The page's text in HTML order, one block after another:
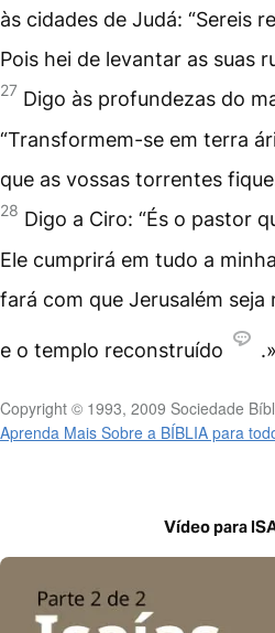
às cidades de Judá: “Sereis
Pois hei de levantar as suas
27 Digo às profundezas do
“Transformem-se em terra
que as vossas torrentes
28 Digo a Ciro: “És o pastor
Ele cumprirá em tudo a
fará com que Jerusalém seja
e o templo reconstruído .»
Copyright © 1993, 2009 Sociedade
Aprenda Mais Sobre a BÍBLIA para
Vídeo para